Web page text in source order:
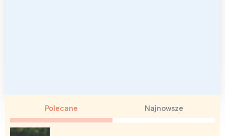
Polecane Najnowsze